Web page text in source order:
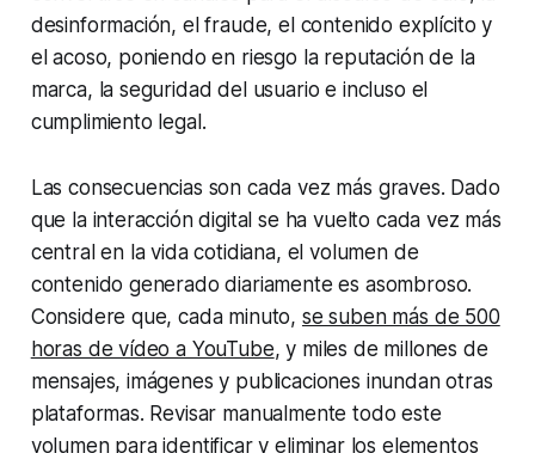
desinformación, el fraude, el contenido explícito y
el acoso, poniendo en riesgo la reputación de la
marca, la seguridad del usuario e incluso el
cumplimiento legal.
Las consecuencias son cada vez más graves. Dado
que la interacción digital se ha vuelto cada vez más
central en la vida cotidiana, el volumen de
contenido generado diariamente es asombroso.
Considere que, cada minuto, se suben más de 500
horas de vídeo a YouTube, y miles de millones de
mensajes, imágenes y publicaciones inundan otras
plataformas. Revisar manualmente todo este
volumen para identificar y eliminar los elementos